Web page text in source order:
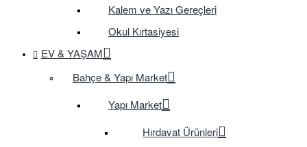
Kalem ve Yazı Gereçleri
Okul Kırtasiyesi
EV & YAŞAM
Bahçe & Yapı Market
Yapı Market
Hırdavat Ürünleri